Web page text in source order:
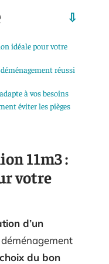
idéale pour votre
réussi
à vos besoins
éviter les pièges
11m3 :
votre
d’un
choix du bon